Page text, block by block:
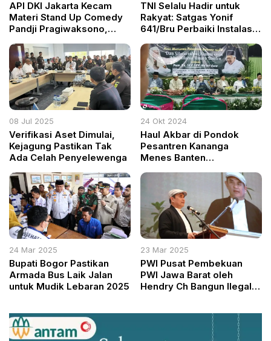
API DKI Jakarta Kecam
Materi Stand Up Comedy
Pandji Pragiwaksono,
Ibadah
TNI Selalu Hadir untuk
Rakyat: Satgas Yonif
641/Bru Perbaiki Instalasi
08 Jul 2025
Verifikasi Aset Dimulai,
Kejagung Pastikan Tak
Ada Celah Penyelewenga
24 Okt 2024
Haul Akbar di Pondok
Pesantren Kananga
Menes Banten
dan Reuni Alumni
24 Mar 2025
Bupati Bogor Pastikan
Armada Bus Laik Jalan
untuk Mudik Lebaran 2025
23 Mar 2025
PWI Pusat Pembekuan
PWI Jawa Barat oleh
Hendry Ch Bangun Ilegal